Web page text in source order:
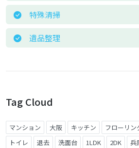
特殊清掃
遺品整理
Tag Cloud
マンション 大阪 キッチン フローリン
トイレ
退去 洗面台 1LDK 2DK 兵